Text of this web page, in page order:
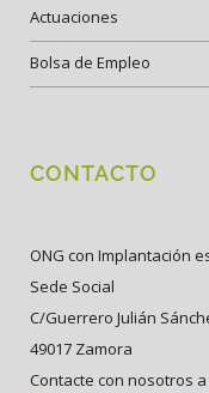
Actuaciones
Bolsa de Empleo
CONTACTO
ONG con Implantación
Sede Social
C/Guerrero Julián
49017 Zamora
Contacte con nosotros